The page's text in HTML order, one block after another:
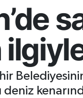
deniz